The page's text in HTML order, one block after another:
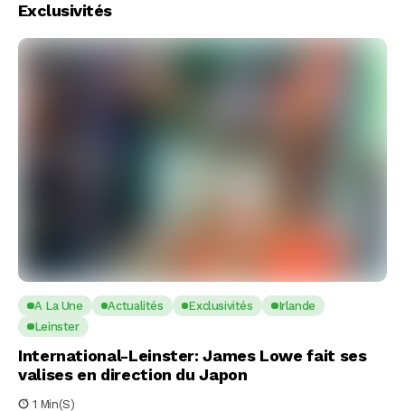
Exclusivités
A La Une Actualités Exclusivités
Irlande
Leinster
International-Leinster: James Lowe fait ses
valises en direction du Japon
1 Min(s)